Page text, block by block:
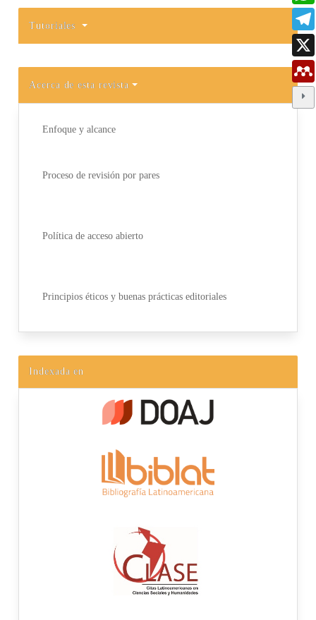
Tutoriales
Acerca de esta revista
Enfoque y alcance
Proceso de revisión por pares
Política de acceso abierto
Principios éticos y buenas prácticas editoriales
Indexada en